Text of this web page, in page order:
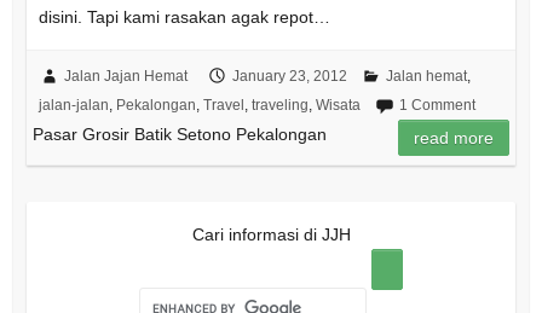
disini. Tapi kami rasakan agak repot…
Jalan Jajan Hemat January 23, 2012 Jalan hemat,
jalan-jalan, Pekalongan, Travel , traveling, Wisata 1 Comment
Pasar Grosir Batik Setono Pekalongan read more
Cari informasi di JJH